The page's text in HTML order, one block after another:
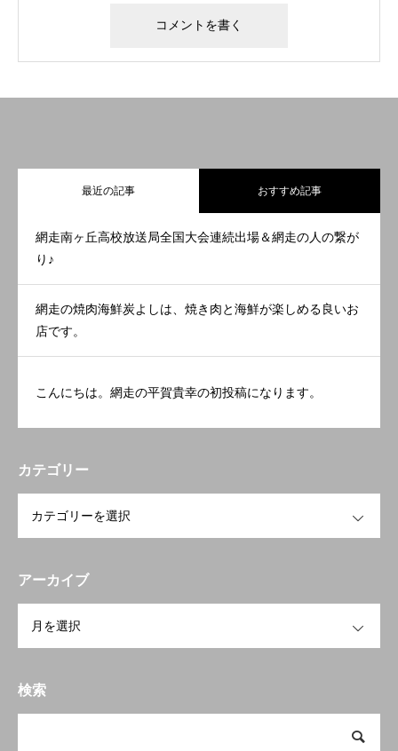
最近の記事 おすすめ記事
網走南ヶ丘高校放送局全国大会連続出場＆網走の人の繋が
り♪
網走の焼肉海鮮炭よしは、焼き肉と海鮮が楽しめる良いお
店です。
こんにちは。網走の平賀貴幸の初投稿になります。
カテゴリー
アーカイブ
検索